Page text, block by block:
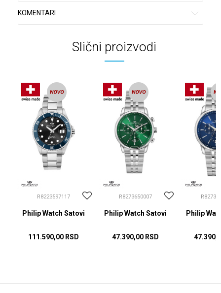
KOMENTARI
Slični proizvodi
R8223597117
Philip Watch Satovi
111.590,00 RSD
R8273650007
Philip Watch Satovi
47.390,00 RSD
Philip